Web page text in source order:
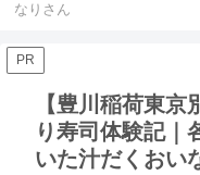
なりさん
PR
【豊川稲荷東
り寿司体験記｜
いた汁だくおい